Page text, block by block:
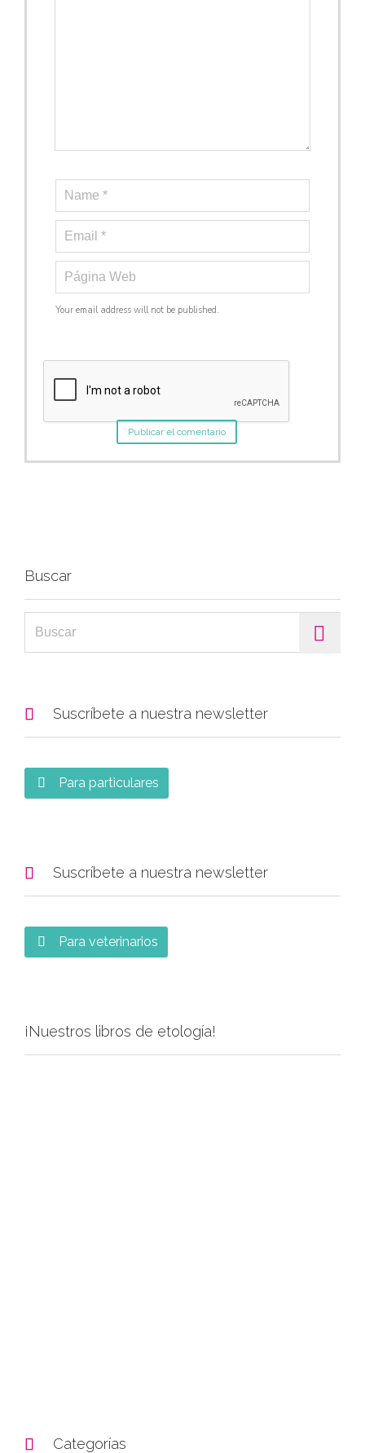
Your email address will not be published.
Buscar
 Suscríbete a nuestra newsletter
 Para particulares
 Suscríbete a nuestra newsletter
 Para veterinarios
¡Nuestros libros de etología!
 Categorías